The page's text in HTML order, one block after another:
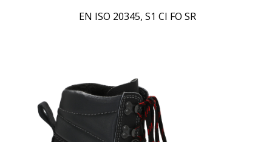
EN ISO 20345, S1 CI FO SR